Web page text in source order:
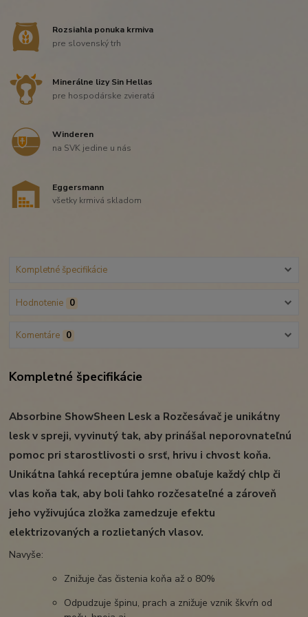
Rozsiahla ponuka krmiva
pre slovenský trh
Minerálne lizy Sin Hellas
pre hospodárske zvieratá
Winderen
na SVK jedine u nás
Eggersmann
všetky krmivá skladom
Kompletné špecifikácie
Hodnotenie 0
Komentáre 0
Kompletné špecifikácie
Absorbine ShowSheen Lesk a Rozčesávač je unikátny
lesk v spreji, vyvinutý tak, aby prinášal neporovnateľnú
pomoc pri starostlivosti o srsť, hrivu i chvost koňa.
Unikátna ľahká receptúra jemne obaľuje každý chlp či
vlas koňa tak, aby boli ľahko rozčesateľné a zároveň
jeho vyživujúca zložka zamedzuje efektu
elektrizovaných a rozlietaných vlasov.
Navyše:
Znižuje čas čistenia koňa až o 80%
Odpudzuje špinu, prach a znižuje vznik škvŕn od